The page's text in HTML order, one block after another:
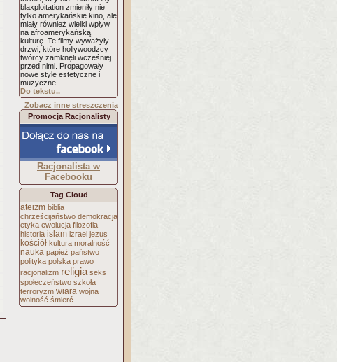
blaxploitation zmieniły nie
tylko amerykańskie kino, ale
miały również wielki wpływ
na afroamerykańską
kulturę. Te filmy wyważyły
drzwi, które hollywoodzcy
twórcy zamknęli wcześniej
przed nimi. Propagowały
nowe style estetyczne i
muzyczne.
Do tekstu..
Zobacz inne streszczenia
Promocja Racjonalisty
Racjonalista w
Facebooku
Tag Cloud
ateizm biblia
chrześcijaństwo demokracja
etyka ewolucja filozofia
historia islam izrael jezus
kościół kultura moralność
nauka papież państwo
polityka polska prawo
racjonalizm religia seks
społeczeństwo szkoła
terroryzm wiara wojna
wolność śmierć